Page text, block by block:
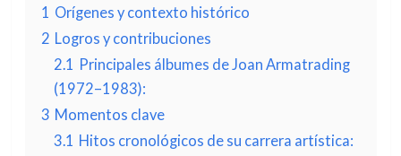
1 Orígenes y contexto histórico
2 Logros y contribuciones
2.1 Principales álbumes de Joan Armatrading
(1972–1983):
3 Momentos clave
3.1 Hitos cronológicos de su carrera artística: